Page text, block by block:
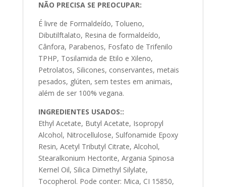
NÃO PRECISA SE PREOCUPAR:
É livre de Formaldeído, Tolueno,
Dibutilftalato, Resina de formaldeído,
Cânfora, Parabenos, Fosfato de Trifenilo
TPHP, Tosilamida de Etilo e Xileno,
Petrolatos, Silicones, conservantes, metais
pesados, glúten, sem testes em animais,
além de ser 100% vegana.
INGREDIENTES USADOS::
Ethyl Acetate, Butyl Acetate, Isopropyl
Alcohol, Nitrocellulose, Sulfonamide Epoxy
Resin, Acetyl Tributyl Citrate, Alcohol,
Stearalkonium Hectorite, Argania Spinosa
Kernel Oil, Silica Dimethyl Silylate,
Tocopherol. Pode conter: Mica, CI 15850,